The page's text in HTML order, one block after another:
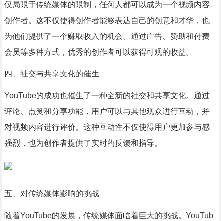
仅局限于传统媒体的限制，任何人都可以成为一个视频内容
创作者。这不仅使得创作者能够表达自己的创意和才华，也
为他们提供了一个赚取收入的机会。通过广告、赞助和付费
会员等多种方式，优秀的创作者可以获得可观的收益。
四、社交与共享文化的催生
YouTube的成功也催生了一种全新的社交和共享文化。通过
评论、点赞和分享功能，用户可以与其他观众进行互动，并
对视频内容进行评价。这种互动性不仅使得用户更加参与感
强烈，也为创作者提供了实时的反馈和指导。
五、对传统媒体影响的挑战
随着YouTube的发展，传统媒体面临着巨大的挑战。YouTub